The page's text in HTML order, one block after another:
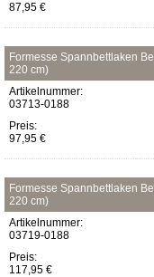
87,95 €
Formesse Spannbettlaken
220 cm)
Artikelnummer:
03713-0188
Preis:
97,95 €
Formesse Spannbettlaken
220 cm)
Artikelnummer:
03719-0188
Preis:
117,95 €